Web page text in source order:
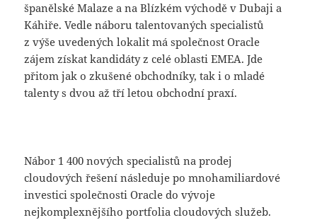
španělské Malaze a na Blízkém východě v Dubaji a
Káhiře. Vedle náboru talentovaných specialistů
z výše uvedených lokalit má společnost Oracle
zájem získat kandidáty z celé oblasti EMEA. Jde
přitom jak o zkušené obchodníky, tak i o mladé
talenty s dvou až tří letou obchodní praxí.
Nábor 1 400 nových specialistů na prodej
cloudových řešení následuje po mnohamiliardové
investici společnosti Oracle do vývoje
nejkomplexnějšího portfolia cloudových služeb.